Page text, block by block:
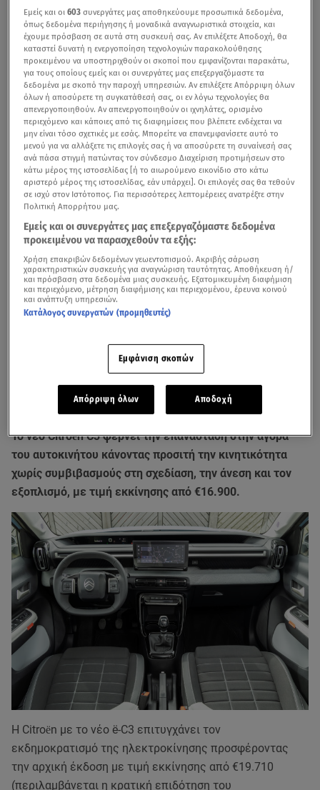
To νέο Citroёn C3 φέρνει την επανάσταση στην αγορά
του αυτοκινήτου κάνοντας προσιτή την κινητικότητα
χωρίς συμβιβασμούς στη σχεδίαση, την άνεση και τον
εξοπλισμό, με τιμή εκκίνησης από €16.900.
H Citroёn με το νέο ë-C3 επιτυγχάνει τον
εκδημοκρατισμό της ηλεκτροκίνησης προσφέροντας
την αρχική έκδοση με τιμή εκκίνησης από €19.710
(περιλαμβάνεται η κρατική επιδότηση του
Εμείς και οι603 συνεργάτες μας αποθηκεύουμε προσωπικά δεδομένα,
όπως δεδομένα περιήγησης ή μοναδικά αναγνωριστικά στοιχεία, και
έχουμε πρόσβαση σε αυτά στη συσκευή σας. Αν επιλέξετε Αποδοχή, θα
καταστεί δυνατή η ενεργοποίηση τεχνολογιών παρακολούθησης
προκειμένου να υποστηριχθούν οι σκοποί που εμφανίζονται παρακάτω,
για τους οποίους εμείς και οι συνεργάτες μας επεξεργαζόμαστε τα
δεδομένα με σκοπό την παροχή υπηρεσιών. Αν επιλέξετε Απόρριψη όλων
όλων ή αποσύρετε τη συγκατάθεσή σας, οι εν λόγω τεχνολογίες θα
απενεργοποιηθούν. Αν απενεργοποιηθούν οι ιχνηλάτες, ορισμένο
περιεχόμενο και κάποιες από τις διαφημίσεις που βλέπετε ενδέχεται να
μην είναι τόσο σχετικές με εσάς. Μπορείτε να επανεμφανίσετε αυτό το
μενού για να αλλάξετε τις επιλογές σας ή να αποσύρετε τη συναίνεσή σας
ανά πάσα στιγμή πατώντας τον σύνδεσμο Διαχείριση προτιμήσεων στο
κάτω μέρος της ιστοσελίδας [ή το αιωρούμενο εικονίδιο στο κάτω
αριστερό μέρος της ιστοσελίδας, εάν υπάρχει]. Οι επιλογές σας θα τεθούν
σε ισχύ στον Ιστότοπος. Για περισσότερες λεπτομέρειες ανατρέξτε στην
Πολιτική Απορρήτου μας.
Εμείς και οι συνεργάτες μας επεξεργαζόμαστε δεδομένα
προκειμένου να παρασχεθούν τα εξής:
Χρήση επακριβών δεδομένων γεωεντοπισμού. Ακριβής σάρωση
χαρακτηριστικών συσκευής για αναγνώριση ταυτότητας. Αποθήκευση ή/
και πρόσβαση στα δεδομένα μιας συσκευής. Εξατομικευμένη διαφήμιση
και περιεχόμενο, μέτρηση διαφήμισης και περιεχομένου, έρευνα κοινού
και ανάπτυξη υπηρεσιών.
Κατάλογος συνεργατών (προμηθευτές)
Εμφάνιση σκοπών
Απόρριψη όλων Αποδοχή